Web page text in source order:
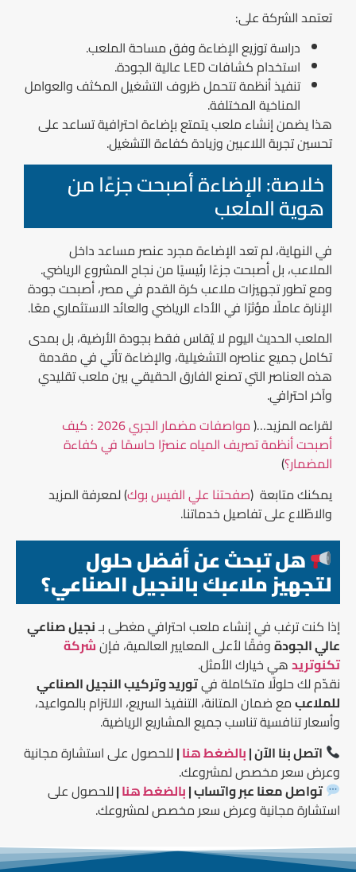
تعتمد الشركة على:
دراسة توزيع الإضاءة وفق مساحة الملعب.
استخدام كشافات LED عالية الجودة.
تنفيذ أنظمة تتحمل ظروف التشغيل المكثف والعوامل
المناخية المختلفة.
هذا يضمن إنشاء ملعب يتمتع بإضاءة احترافية تساعد على
تحسين تجربة اللاعبين وزيادة كفاءة التشغيل.
خلاصة: الإضاءة أصبحت جزءًا من
هوية الملعب
في النهاية، لم تعد الإضاءة مجرد عنصر مساعد داخل
الملاعب، بل أصبحت جزءًا رئيسيًا من نجاح المشروع الرياضي.
ومع تطور تجهيزات ملاعب كرة القدم في مصر، أصبحت جودة
الإنارة عاملًا مؤثرًا في الأداء الرياضي والعائد الاستثماري معًا.
الملعب الحديث اليوم لا يُقاس فقط بجودة الأرضية، بل بمدى
تكامل جميع عناصره التشغيلية، والإضاءة تأتي في مقدمة
هذه العناصر التي تصنع الفارق الحقيقي بين ملعب تقليدي
وآخر احترافي.
لقراءه المزيد…(
مواصفات مضمار الجري 2026 : كيف
أصبحت أنظمة تصريف المياه عنصرًا حاسمًا في كفاءة
المضمار؟)
يمكنك متابعة ( صفحتنا علي الفيس بوك) لمعرفة المزيد
والاطّلاع على تفاصيل خدماتنا.
هل تبحث عن أفضل حلول
لتجهيز ملاعبك بالنجيل الصناعي؟
إذا كنت ترغب في إنشاء ملعب احترافي مغطى بـنجيل صناعي
عالي الجودةوفقًا لأعلى المعايير العالمية، فإنشركة
تكنوتريدهي خيارك الأمثل.
نقدّم لك حلولًا متكاملة فيتوريد وتركيب النجيل الصناعي
للملاعبمع ضمان المتانة، التنفيذ السريع، الالتزام بالمواعيد،
وأسعار تنافسية تناسب جميع المشاريع الرياضية.
اتصل بنا الآن |بالضغط هنا|للحصول على استشارة مجانية
وعرض سعر مخصص لمشروعك.
تواصل معنا عبر واتساب |بالضغط هنا|للحصول على
استشارة مجانية وعرض سعر مخصص لمشروعك.